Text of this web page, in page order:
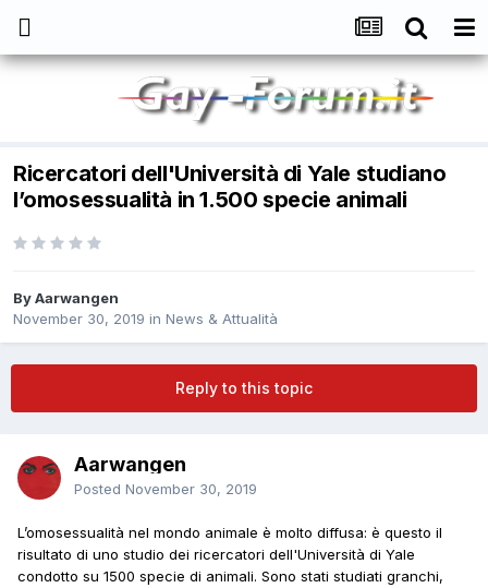
Ricercatori dell'Università di Yale studiano
l’omosessualità in 1.500 specie animali
ByAarwangen
November 30, 2019 in News & Attualità
Reply to this topic
Aarwangen
Posted November 30, 2019
L’omosessualità nel mondo animale è molto diffusa: è questo il
risultato di uno studio dei ricercatori dell'Università di Yale
condotto su 1500 specie di animali. Sono stati studiati granchi,